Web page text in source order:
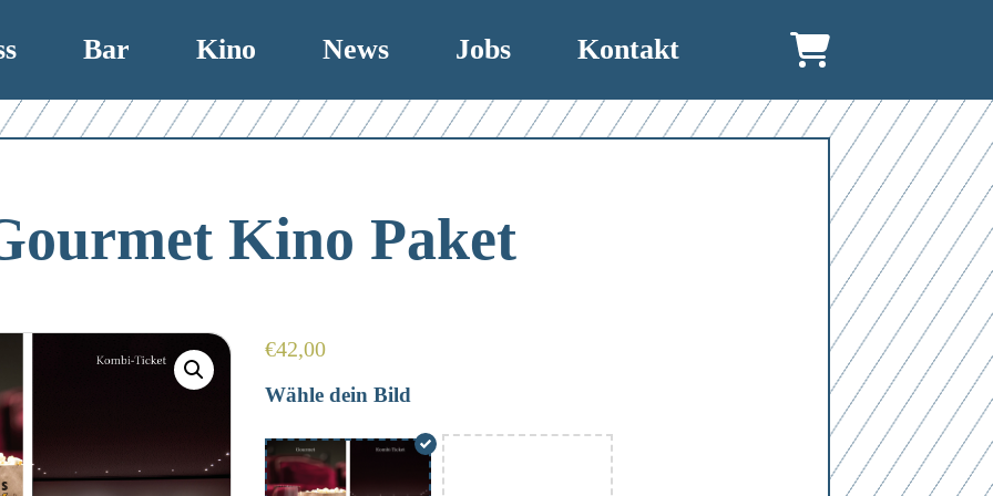
Bar Kino News Jobs Kontakt
Kino Paket
€42,00
Wähle dein Bild